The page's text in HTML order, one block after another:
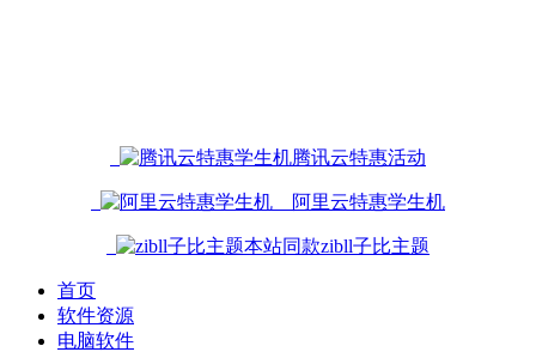
腾讯云特惠活动
阿里云特惠学生机
本站同款zibll子比主题
首页
软件资源
电脑软件